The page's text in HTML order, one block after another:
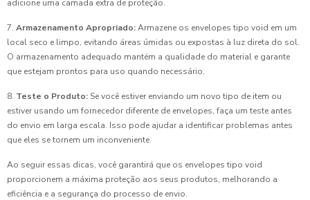
adicione uma camada extra de proteção.
7. Armazenamento Apropriado:Armazene os envelopes tipo void em um
local seco e limpo, evitando áreas úmidas ou expostas à luz direta do sol.
O armazenamento adequado mantém a qualidade do material e garante
que estejam prontos para uso quando necessário.
8. Teste o Produto: Se você estiver enviando um novo tipo de item ou
estiver usando um fornecedor diferente de envelopes, faça um teste antes
do envio em larga escala. Isso pode ajudar a identificar problemas antes
que eles se tornem um inconveniente.
Ao seguir essas dicas, você garantirá que os envelopes tipo void
proporcionem a máxima proteção aos seus produtos, melhorando a
eficiência e a segurança do processo de envio.